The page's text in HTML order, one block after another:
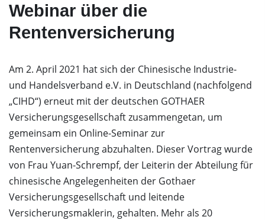
Webinar über die
Rentenversicherung
Am 2. April 2021 hat sich der Chinesische Industrie-
und Handelsverband e.V. in Deutschland (nachfolgend
„CIHD“) erneut mit der deutschen GOTHAER
Versicherungsgesellschaft zusammengetan, um
gemeinsam ein Online-Seminar zur
Rentenversicherung abzuhalten. Dieser Vortrag wurde
von Frau Yuan-Schrempf, der Leiterin der Abteilung für
chinesische Angelegenheiten der Gothaer
Versicherungsgesellschaft und leitende
Versicherungsmaklerin, gehalten. Mehr als 20